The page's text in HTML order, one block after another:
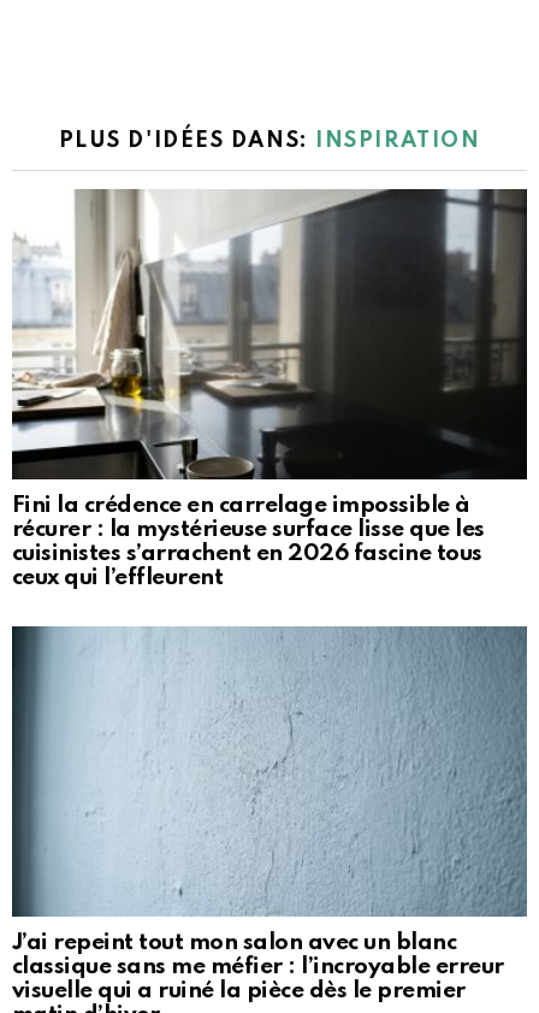
PLUS D'IDÉES DANS: INSPIRATION
Fini la crédence en carrelage impossible à
récurer : la mystérieuse surface lisse que les
cuisinistes s’arrachent en 2026 fascine tous
ceux qui l’effleurent
J’ai repeint tout mon salon avec un blanc
classique sans me méfier : l’incroyable erreur
visuelle qui a ruiné la pièce dès le premier